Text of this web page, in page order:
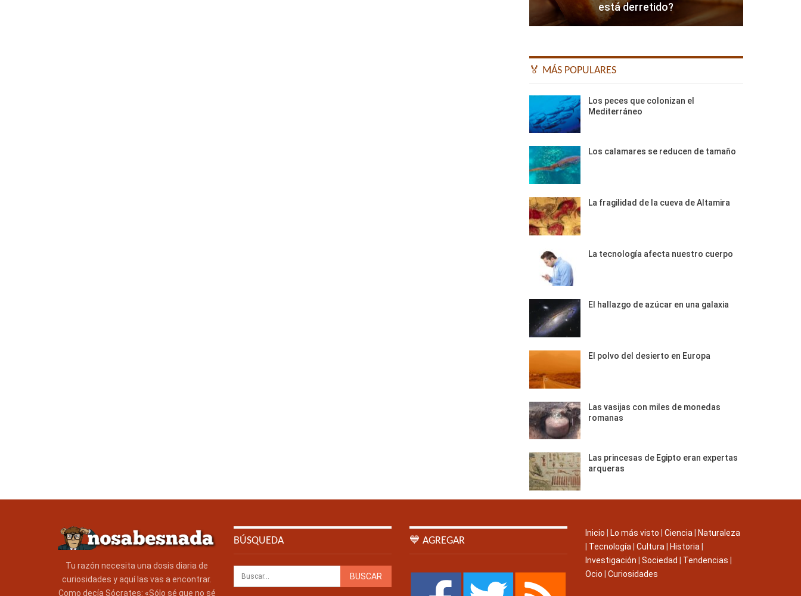
está derretido?
🏅 MÁS POPULARES
Los peces que colonizan el
Mediterráneo
Los calamares se reducen de tamaño
La fragilidad de la cueva de Altamira
La tecnología afecta nuestro cuerpo
El hallazgo de azúcar en una galaxia
El polvo del desierto en Europa
Las vasijas con miles de monedas
romanas
Las princesas de Egipto eran expertas
arqueras
Tu razón necesita una dosis diaria de
curiosidades y aquí las vas a encontrar.
Como decía Sócrates: «Sólo sé que no sé
BÚSQUEDA 💙 AGREGAR
Inicio Lo más visto Ciencia
Naturaleza
Tecnología Cultura Historia
Investigación
Sociedad Tendencias
Ocio
Curiosidades